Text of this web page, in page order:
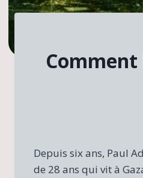
Comment
Depuis six ans, Paul
de 28 ans qui vit à